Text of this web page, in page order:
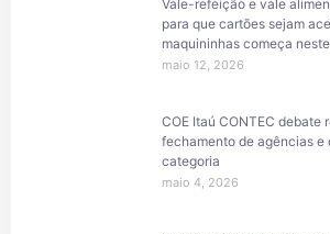
Vale-refeição e vale
para que cartões sejam
maquininhas começa
maio 12, 2026
COE Itaú CONTEC debate
fechamento de agências e
categoria
maio 4, 2026